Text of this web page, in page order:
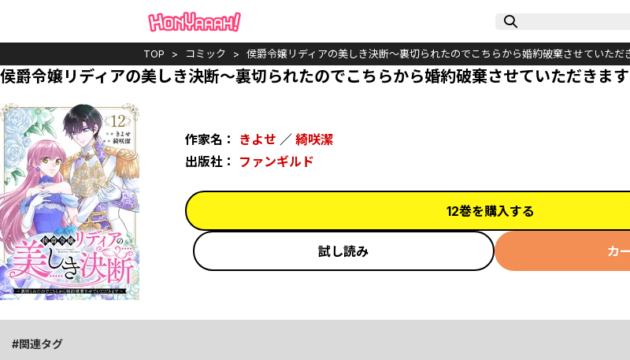
TOP コミック 侯爵令嬢リディアの美しき決断～裏切られたのでこちらから婚約破棄させていただ
侯爵令嬢リディアの美しき決断～裏切られたのでこちらから婚約破棄させていただきま
作家名： きよせ ／ 綺咲潔
出版社： ファンギルド
12巻を購入する
試し読み カ
関連タグ